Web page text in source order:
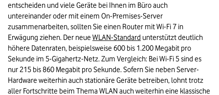
entscheiden und viele Geräte bei Ihnen im Büro auch
untereinander oder mit einem On-Premises-Server
zusammenarbeiten, sollten Sie einen Router mit Wi-Fi 7 in
Erwägung ziehen. Der neue WLAN-Standard unterstützt deutlich
höhere Datenraten, beispielsweise 600 bis 1.200 Megabit pro
Sekunde im 5-Gigahertz-Netz. Zum Vergleich: Bei Wi-Fi 5 sind es
nur 215 bis 860 Megabit pro Sekunde. Sofern Sie neben Server-
Hardware weiterhin auch stationäre Geräte betreiben, lohnt trotz